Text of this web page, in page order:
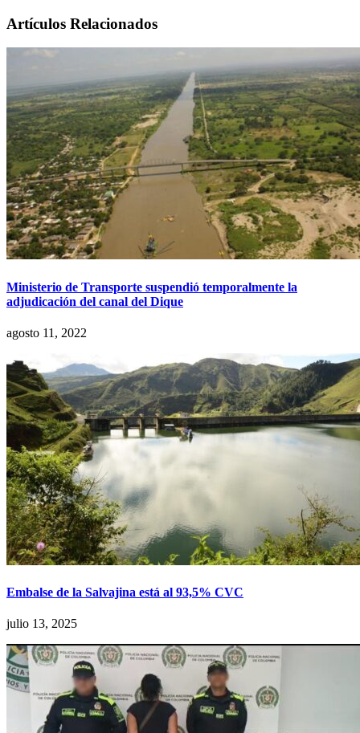
Artículos Relacionados
Ministerio de Transporte suspendió temporalmente la
adjudicación del canal del Dique
agosto 11, 2022
Embalse de la Salvajina está al 93,5% CVC
julio 13, 2025